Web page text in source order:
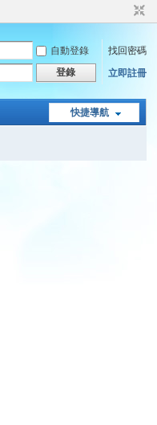
自動登錄
找回密碼
登錄 立即註冊
快捷導航